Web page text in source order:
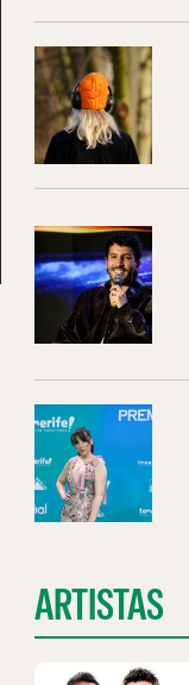
ARTISTAS